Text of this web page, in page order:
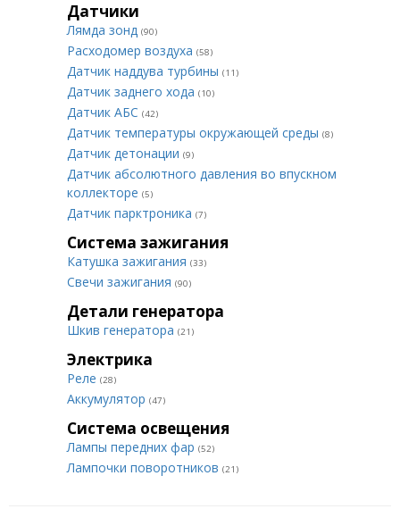
Датчики
Лямда зонд (90)
Расходомер воздуха (58)
Датчик наддува турбины (11)
Датчик заднего хода (10)
Датчик АБС (42)
Датчик температуры окружающей среды (8)
Датчик детонации (9)
Датчик абсолютного давления во впускном
коллекторе (5)
Датчик парктроника (7)
Система зажигания
Катушка зажигания (33)
Свечи зажигания (90)
Детали генератора
Шкив генератора (21)
Электрика
Реле (28)
Аккумулятор (47)
Система освещения
Лампы передних фар (52)
Лампочки поворотников (21)